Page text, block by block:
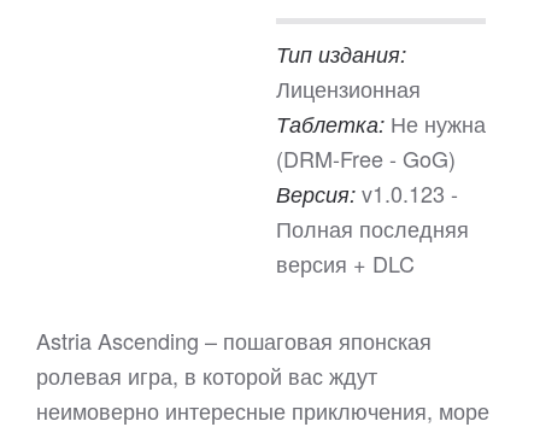
Тип издания:
Лицензионная
Таблетка: Не нужна
(DRM-Free - GoG)
Версия: v1.0.123 -
Полная последняя
версия + DLC
Astria Ascending – пошаговая японская
ролевая игра, в которой вас ждут
неимоверно интересные приключения, море